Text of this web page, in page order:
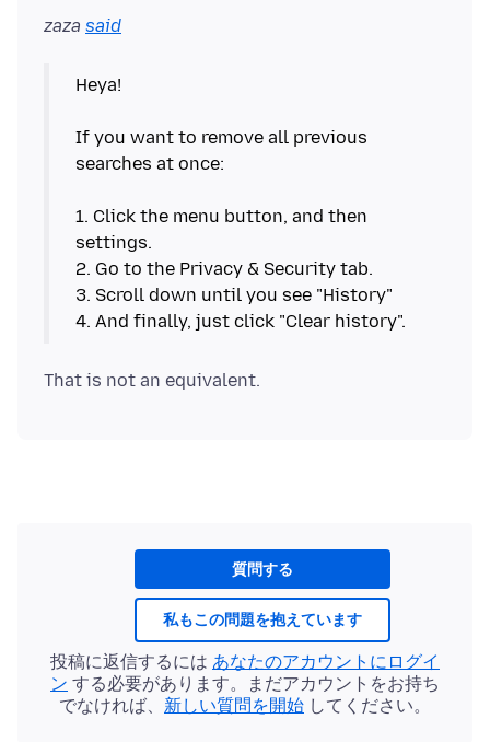
zaza said
Heya!
If you want to remove all previous
searches at once:
1. Click the menu button, and then
settings.
2. Go to the Privacy & Security tab.
3. Scroll down until you see "History"
質問する
私もこの問題を抱えています
投稿に返信するには あなたのアカウントにログイ
ン する必要があります。まだアカウントをお持ち
でなければ、 新しい質問を開始 してください。